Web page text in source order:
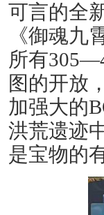
可言的全
《御魂
所有
图的开放
加强大的
洪荒遗迹
是宝物的